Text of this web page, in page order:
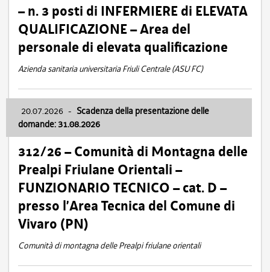
– n. 3 posti di INFERMIERE di ELEVATA
QUALIFICAZIONE – Area del
personale di elevata qualificazione
Azienda sanitaria universitaria Friuli Centrale (ASU FC)
20.07.2026 - Scadenza della presentazione delle
domande: 31.08.2026
312/26 – Comunità di Montagna delle
Prealpi Friulane Orientali –
FUNZIONARIO TECNICO – cat. D –
presso l’Area Tecnica del Comune di
Vivaro (PN)
Comunità di montagna delle Prealpi friulane orientali